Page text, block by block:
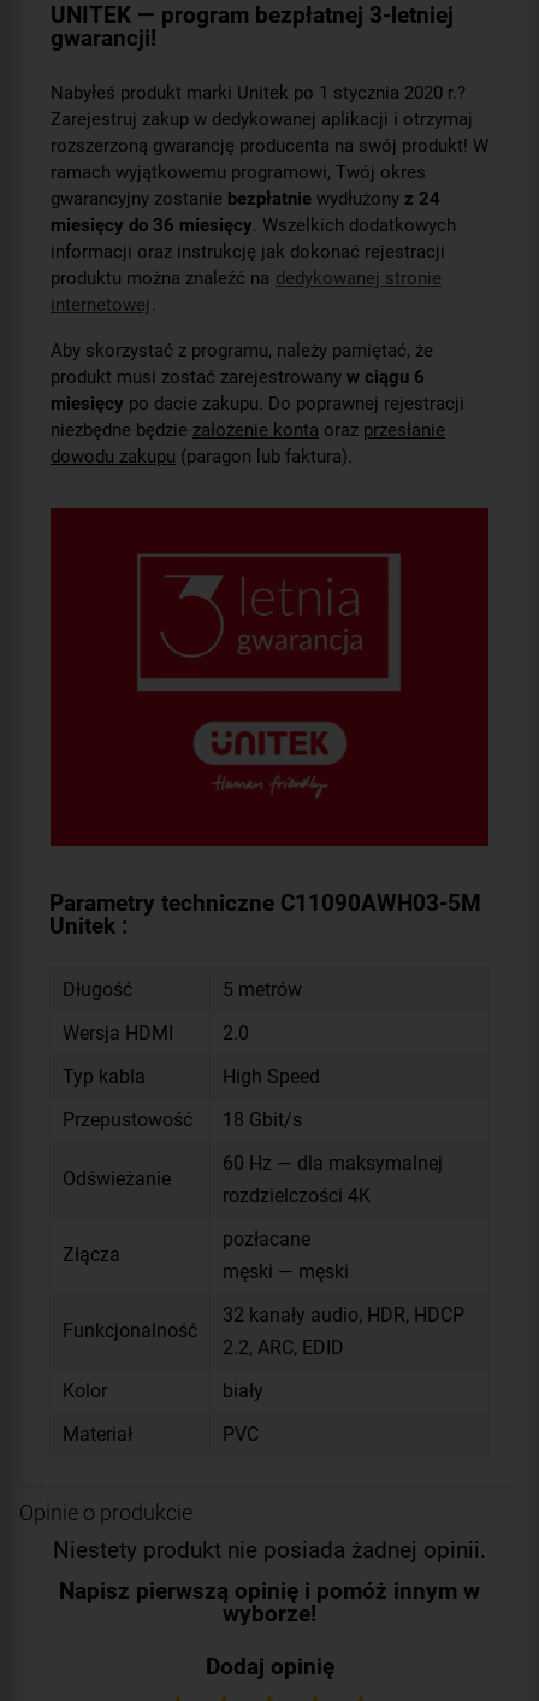
UNITEK — program bezpłatnej 3-letniej
gwarancji!
Nabyłeś produkt marki Unitek po 1 stycznia 2020 r.?
Zarejestruj zakup w dedykowanej aplikacji i otrzymaj
rozszerzoną gwarancję producenta na swój produkt! W
ramach wyjątkowemu programowi, Twój okres
gwarancyjny zostanie bezpłatnie wydłużony z 24
miesięcy do 36 miesięcy. Wszelkich dodatkowych
informacji oraz instrukcję jak dokonać rejestracji
produktu można znaleźć na dedykowanej stronie
internetowej .
Aby skorzystać z programu, należy pamiętać, że
produkt musi zostać zarejestrowany w ciągu 6
miesięcy po dacie zakupu. Do poprawnej rejestracji
niezbędne będzie założenie konta oraz przesłanie
dowodu zakupu (paragon lub faktura).
Parametry techniczne C11090AWH03-5M
Unitek :
Długość
5 metrów
Wersja HDMI
2.0
Typ kabla
High Speed
Przepustowość
18 Gbit/s
Odświeżanie
60 Hz — dla maksymalnej
rozdzielczości 4K
Złącza
pozłacane
męski — męski
Funkcjonalność
32 kanały audio, HDR, HDCP
2.2, ARC, EDID
Kolor
biały
Materiał
PVC
Opinie o produkcie
Niestety produkt nie posiada żadnej opinii.
Napisz pierwszą opinię i pomóż innym w
wyborze!
Dodaj opinię